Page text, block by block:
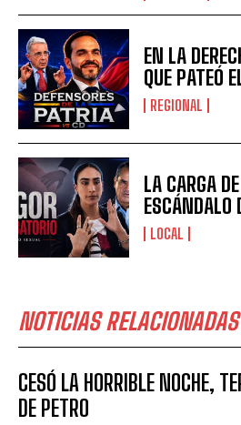
EN LA
QUE PATEÓ
REGIONAL
LA CARGA
ESCÁNDALO
LOCAL
NOTICIAS RELACIONADAS
CESÓ LA HORRIBLE NOCHE,
DE PETRO